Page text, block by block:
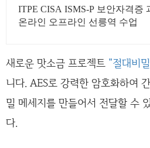
ITPE CISA ISMS-P 보안자격증
온라인 오프라인 선릉역 수업
새로운 맛소금 프로젝트 "절대비
니다. AES로 강력한 암호화하여
밀 메세지를 만들어서 전달할 수
다.